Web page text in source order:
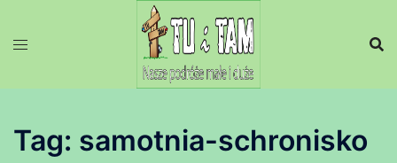
Tag: samotnia-schronisko